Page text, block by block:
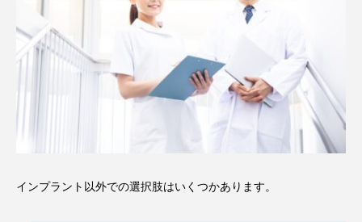
インプラント以外での選択肢はいくつかあります。